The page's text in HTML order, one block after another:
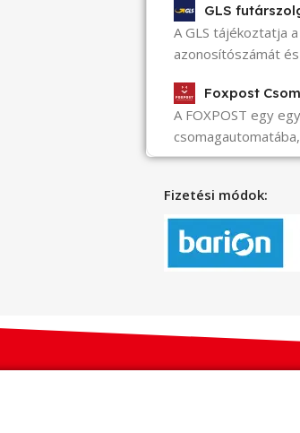
GLS
A GLS tájékoztatja
azonosítószámát
Foxpost
A FOXPOST egy
Fizetési módok: